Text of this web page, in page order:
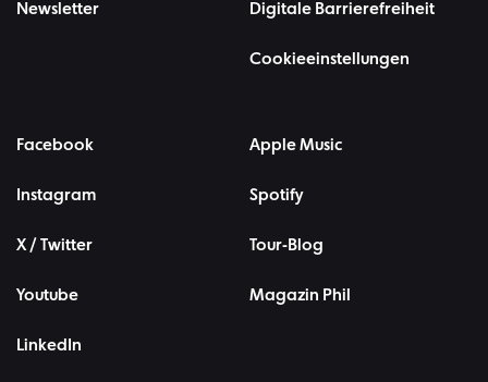
Newsletter Digitale Barrierefreiheit
Cookieeinstellungen
Facebook
Instagram
X / Twitter
Youtube
LinkedIn
Apple Music
Spotify
Tour-Blog
Magazin Phil